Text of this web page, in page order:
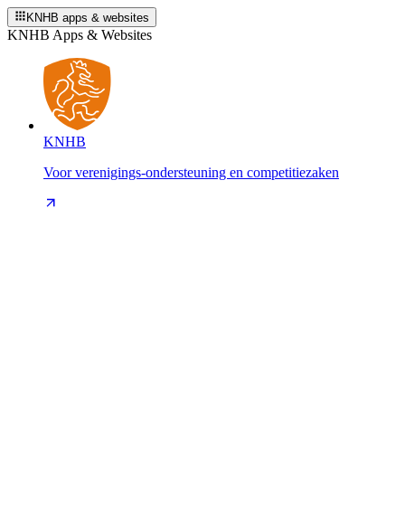
KNHB apps & websites
KNHB Apps & Websites
KNHB
Voor verenigings-ondersteuning en competitiezaken